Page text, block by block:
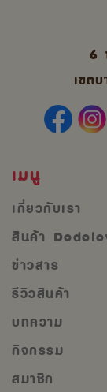
6
เขต
เมนู
เกี่ยวกับเรา
สินค้า
ข่าวสาร
รีวิวสินค้า
บทความ
กิจกรรม
สมาชิก